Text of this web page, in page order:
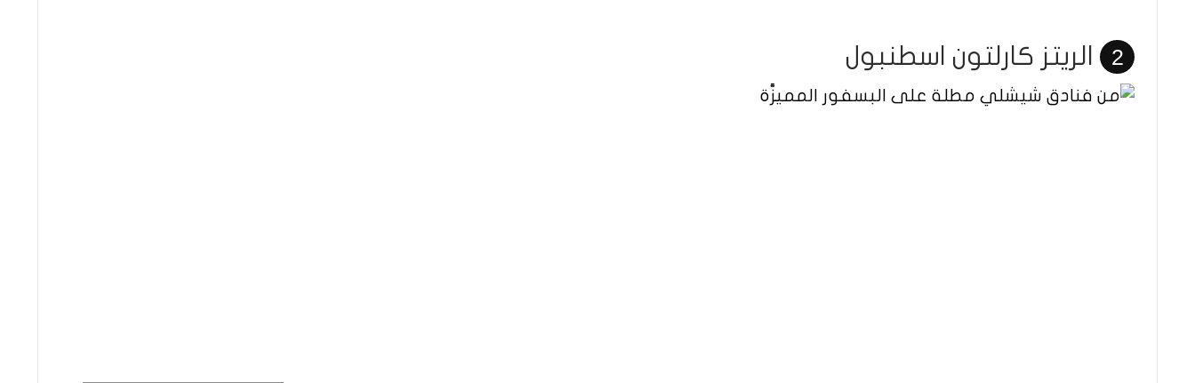
2 الريتز كارلتون اسطنبول